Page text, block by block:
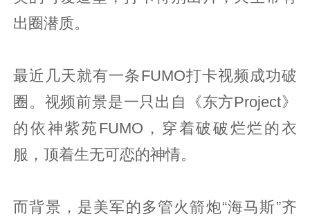
出圈潜质。
最近几天就有一条FUMO打卡视频成功破
圈。视频前景是一只出自《东方Project》
的依神紫苑FUMO，穿着破破烂烂的衣
服，顶着生无可恋的神情。
而背景，是美军的多管火箭炮“海马斯”齐